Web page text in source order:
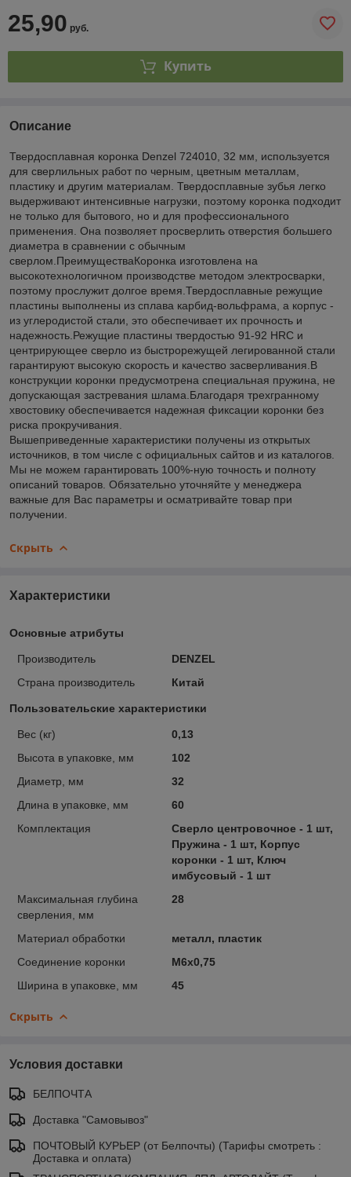
25,90 руб.
Купить
Описание
Твердосплавная коронка Denzel 724010, 32 мм, используется
для сверлильных работ по черным, цветным металлам,
пластику и другим материалам. Твердосплавные зубья легко
выдерживают интенсивные нагрузки, поэтому коронка подходит
не только для бытового, но и для профессионального
применения. Она позволяет просверлить отверстия большего
диаметра в сравнении с обычным
сверлом.ПреимуществаКоронка изготовлена на
высокотехнологичном производстве методом электросварки,
поэтому прослужит долгое время.Твердосплавные режущие
пластины выполнены из сплава карбид-вольфрама, а корпус -
из углеродистой стали, это обеспечивает их прочность и
надежность.Режущие пластины твердостью 91-92 HRC и
центрирующее сверло из быстрорежущей легированной стали
гарантируют высокую скорость и качество засверливания.В
конструкции коронки предусмотрена специальная пружина, не
допускающая застревания шлама.Благодаря трехгранному
хвостовику обеспечивается надежная фиксации коронки без
риска прокручивания.
Вышеприведенные характеристики получены из открытых
источников, в том числе с официальных сайтов и из каталогов.
Мы не можем гарантировать 100%-ную точность и полноту
описаний товаров. Обязательно уточняйте у менеджера
важные для Вас параметры и осматривайте товар при
получении.
Скрыть
Характеристики
Основные атрибуты
Производитель
DENZEL
Страна производитель
Китай
Пользовательские характеристики
Вес (кг)
0,13
Высота в упаковке, мм
102
Диаметр, мм
32
Длина в упаковке, мм
60
Комплектация
Сверло центровочное - 1 шт,
Пружина - 1 шт, Корпус
коронки - 1 шт, Ключ
имбусовый - 1 шт
Максимальная глубина
сверления, мм
28
Материал обработки
металл, пластик
Соединение коронки
M6x0,75
Ширина в упаковке, мм
45
Скрыть
Условия доставки
БЕЛПОЧТА
Доставка "Самовывоз"
ПОЧТОВЫЙ КУРЬЕР (от Белпочты) (Тарифы смотреть :
Доставка и оплата)